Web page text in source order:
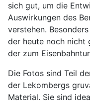
sich gut, um die
Auswirkungen des
verstehen.
der heute noch nicht
der zum
Die Fotos sind Teil
der Lekombergs
Material. Sie sind